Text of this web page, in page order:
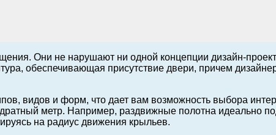
Они не нарушают ни одной концепции дизайн-
обеспечивающая присутствие двери, причем
видов и форм, что дает вам возможность выбора
метр. Например, раздвижные полотна идеально
на радиус движения крыльев.